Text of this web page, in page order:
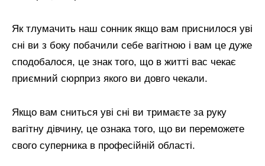
Як тлумачить наш сонник якщо вам приснилося уві
сні ви з боку побачили себе вагітною і вам це дуже
сподобалося, це знак того, що в житті вас чекає
приємний сюрприз якого ви довго чекали.
Якщо вам сниться уві сні ви тримаєте за руку
вагітну дівчину, це ознака того, що ви переможете
свого суперника в професійній області.